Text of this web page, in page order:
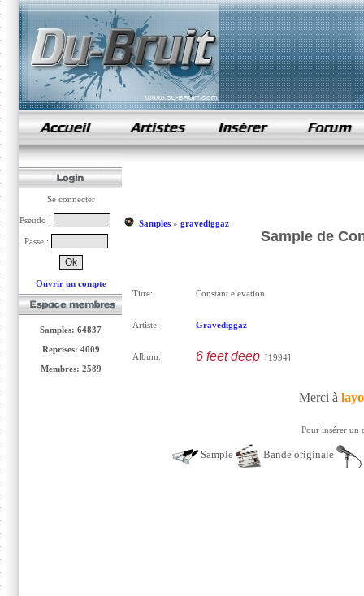
samples de rap
Se connecter
Pseudo :
Passe :
Ouvrir un compte
Samples: 64837
Reprises: 4009
Membres: 2589
Samples» gravediggaz
Sample de
Titre: Constant elevation
Artiste: Gravediggaz
Album: 6 feet deep[1994]
Merci à
Pour insérer un
Sample Bande originale